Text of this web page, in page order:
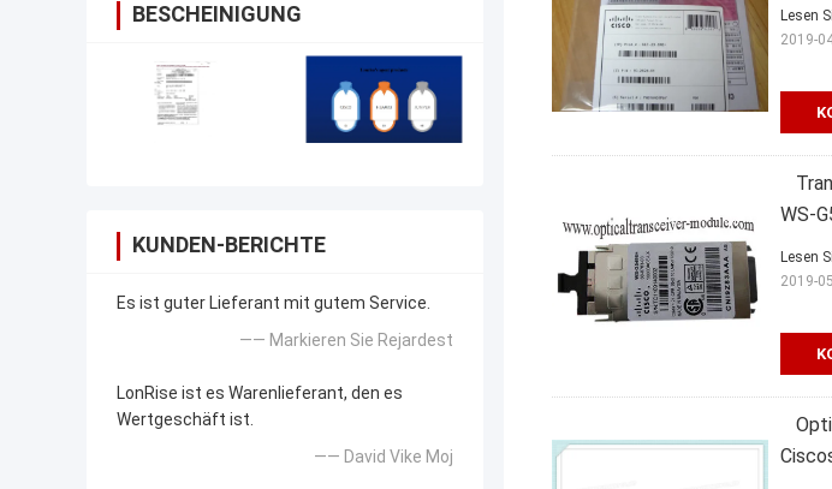
BESCHEINIGUNG
KUNDEN-BERICHTE
Es ist guter Lieferant mit gutem Service.
—— Markieren Sie Rejardest
LonRise ist es Warenlieferant, den es
Wertgeschäft ist.
—— David Vike Moj
Lesen
2019-
WS-
Lesen
2019-